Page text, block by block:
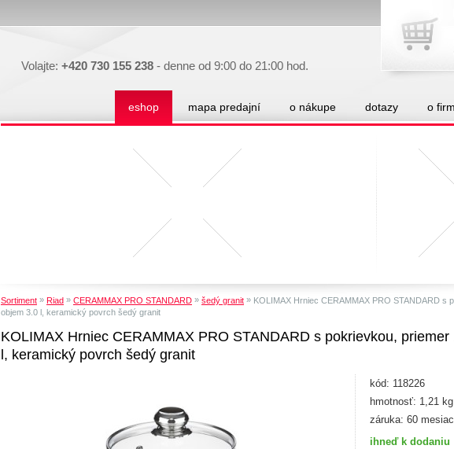
Sortiment » Riad » CERAMMAX PRO STANDARD » šedý granit » KOLIMAX Hrniec CERAMMAX PRO STANDARD s
objem 3.0 l, keramický povrch šedý granit
KOLIMAX Hrniec CERAMMAX PRO STANDARD s pokrievkou,
l, keramický povrch šedý granit
kód: 118226
hmotnosť: 1,21 kg
záruka: 60
ihneď k dodaniu
Volajte: +420 730 155 238 - denne od 9:00 do 21:00 hod.
eshop mapa predajní o nákupe dotazy o